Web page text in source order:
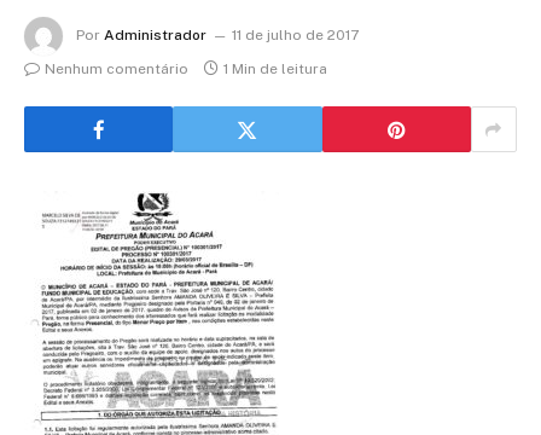
Por Administrador
11 de julho de 2017
Nenhum comentário
1 Min de leitura